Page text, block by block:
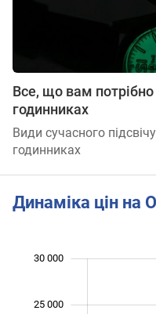
Все, що вам потрібно
годинниках
Види сучасного
годинниках
Динаміка цін на
30 000
25 000